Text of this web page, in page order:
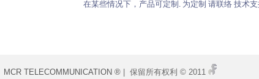
在某些情况下，产品可定制. 为定制 请联络 技术
MCR TELECOMMUNICATION ® | 保留所有权利 © 2011